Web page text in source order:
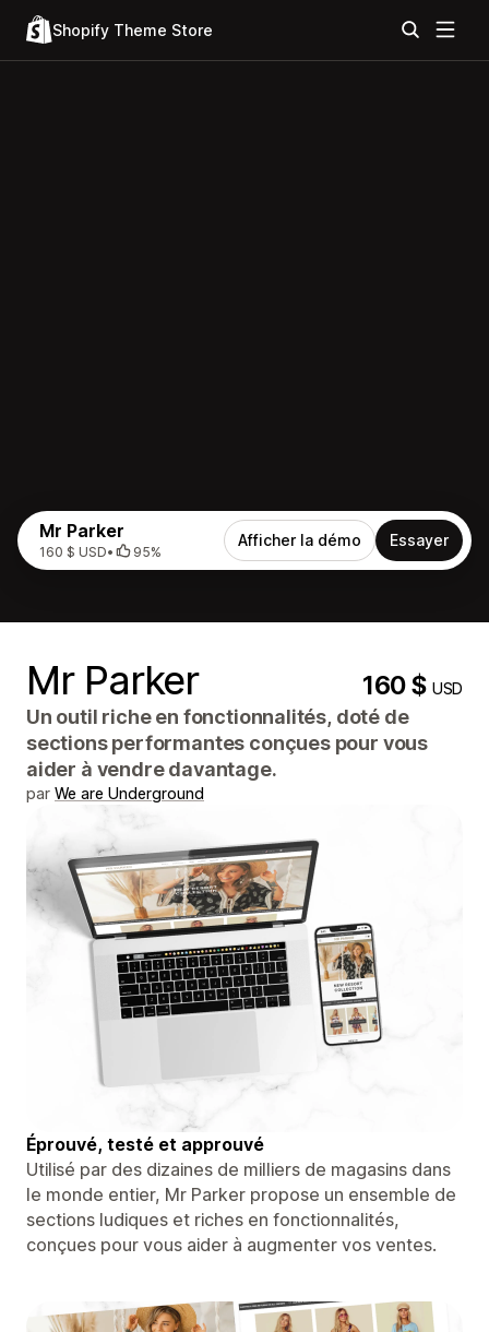
Shopify Theme Store
Mr Parker
160 $ USD• 95%
Afficher la démo Essayer
Mr Parker 160 $USD
Un outil riche en fonctionnalités, doté de
sections performantes conçues pour vous
aider à vendre davantage.
par We are Underground
Éprouvé, testé et approuvé
Utilisé par des dizaines de milliers de magasins dans
le monde entier, Mr Parker propose un ensemble de
sections ludiques et riches en fonctionnalités,
conçues pour vous aider à augmenter vos ventes.